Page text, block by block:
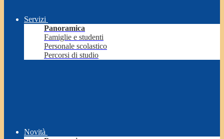
Servizi
Panoramica
Famiglie e studenti
Personale scolastico
Percorsi di studio
Novità